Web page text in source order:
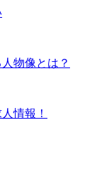
物像とは？
情報！